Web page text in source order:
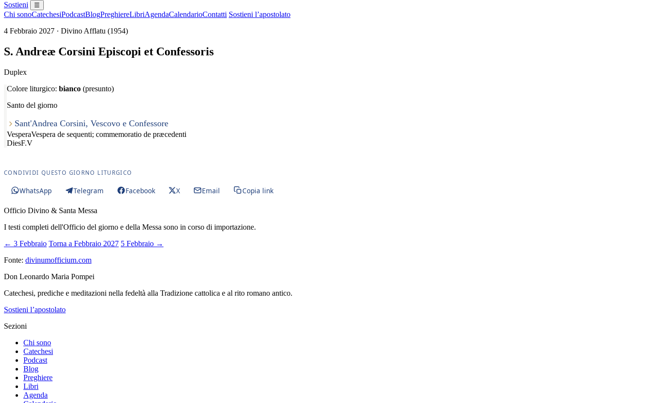
Sostieni ☰
Chi sonoCatechesiPodcastBlogPreghiereLibriAgendaCalendarioContatti Sostieni l’apostolato
4 Febbraio 2027 · Divino Afflatu (1954)
S. Andreæ Corsini Episcopi et Confessoris
Duplex
Colore liturgico: bianco (presunto)
Santo del giorno
Sant'Andrea Corsini, Vescovo e Confessore
VesperaVespera de sequenti; commemoratio de præcedenti
DiesF.V
CONDIVIDI QUESTO GIORNO LITURGICO
WhatsApp Telegram Facebook X Email Copia link
Officio Divino & Santa Messa
I testi completi dell'Officio del giorno e della Messa sono in corso di importazione.
← 3 Febbraio Torna a Febbraio 2027 5 Febbraio →
Fonte: divinumofficium.com
Don Leonardo Maria Pompei
Catechesi, prediche e meditazioni nella fedeltà alla Tradizione cattolica e al rito romano antico.
Sostieni l’apostolato
Sezioni
Chi sono
Catechesi
Podcast
Blog
Preghiere
Libri
Agenda